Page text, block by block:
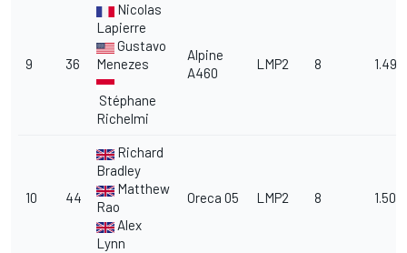
9 36
Nicolas
Lapierre
Gustavo
Menezes
Stéphane
Richelmi
Alpine
A460
LMP2 8
10 44
Richard
Bradley
Matthew
Rao
Alex
Lynn
Oreca 05 LMP2 8